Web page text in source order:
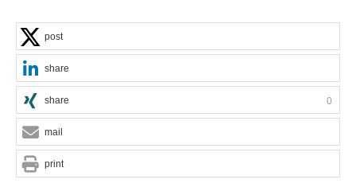
post
share
share 0
mail
print